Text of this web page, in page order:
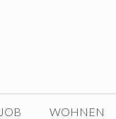
JOB WOHNEN